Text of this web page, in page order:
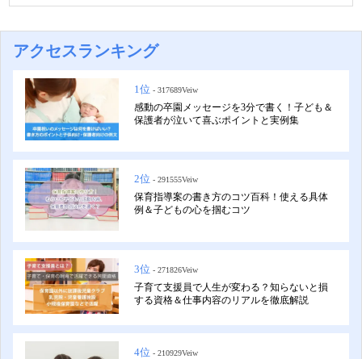
アクセスランキング
1位 - 317689Veiw
感動の卒園メッセージを3分で書く！子ども＆
保護者が泣いて喜ぶポイントと実例集
2位 - 291555Veiw
保育指導案の書き方のコツ百科！使える具体
例＆子どもの心を掴むコツ
3位 - 271826Veiw
子育て支援員で人生が変わる？知らないと損
する資格＆仕事内容のリアルを徹底解説
4位 - 210929Veiw